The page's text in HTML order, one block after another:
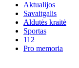
Aktualijos
Savaitgalis
Aldutės kraitė
Sportas
112
Pro memoria